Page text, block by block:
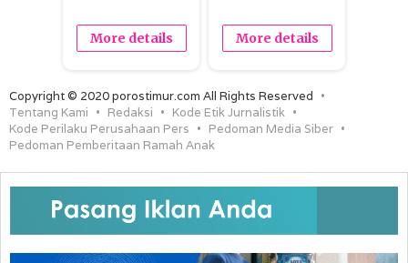
More details More details
Copyright © 2020 porostimur.com All Rights Reserved
Tentang Kami
Redaksi
Kode Etik Jurnalistik
Kode Perilaku Perusahaan Pers
Pedoman Media Siber
Pedoman Pemberitaan Ramah Anak